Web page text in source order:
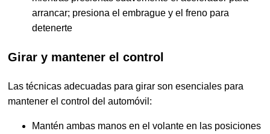
arrancar; presiona el embrague y el freno para
detenerte
Girar y mantener el control
Las técnicas adecuadas para girar son esenciales para
mantener el control del automóvil:
Mantén ambas manos en el volante en las posiciones